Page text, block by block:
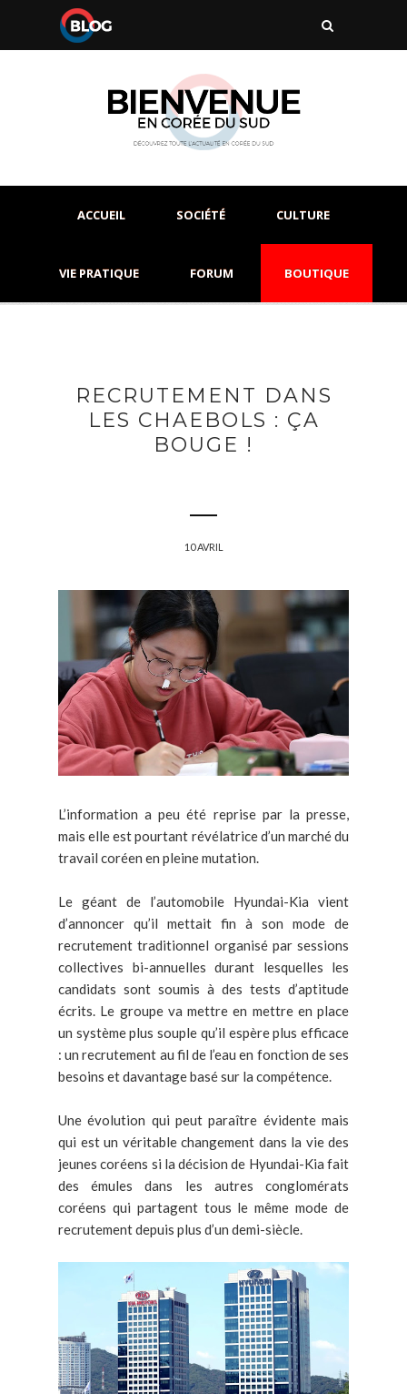
ACCUEIL SOCIÉTÉ CULTURE
VIE PRATIQUE FORUM BOUTIQUE
RECRUTEMENT DANS
LES CHAEBOLS : ÇA
BOUGE !
10 AVRIL
L’information a peu été reprise par la presse,
mais elle est pourtant révélatrice d’un marché du
travail coréen en pleine mutation.
Le géant de l’automobile Hyundai-Kia vient
d’annoncer qu’il mettait fin à son mode de
recrutement traditionnel organisé par sessions
collectives bi-annuelles durant lesquelles les
candidats sont soumis à des tests d’aptitude
écrits. Le groupe va mettre en mettre en place
un système plus souple qu’il espère plus efficace
: un recrutement au fil de l’eau en fonction de ses
besoins et davantage basé sur la compétence.
Une évolution qui peut paraître évidente mais
qui est un véritable changement dans la vie des
jeunes coréens si la décision de Hyundai-Kia fait
des émules dans les autres conglomérats
coréens qui partagent tous le même mode de
recrutement depuis plus d’un demi-siècle.